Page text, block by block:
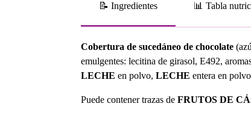
📝 Ingredientes 📊 Tabla
Cobertura de sucedáneo de chocolate
emulgentes: lecitina de girasol, E492,
LECHE en polvo,LECHE entera en
Puede contener trazas de FRUTOS DE